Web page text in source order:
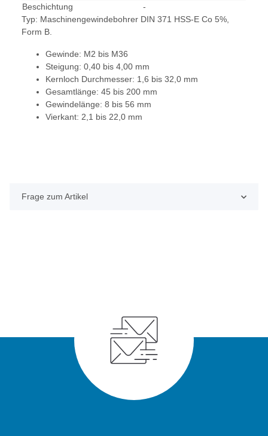
Beschichtung
-
Typ: Maschinengewindebohrer DIN 371 HSS-E Co 5%,
Form B.
Gewinde: M2 bis M36
Steigung: 0,40 bis 4,00 mm
Kernloch Durchmesser: 1,6 bis 32,0 mm
Gesamtlänge: 45 bis 200 mm
Gewindelänge: 8 bis 56 mm
Vierkant: 2,1 bis 22,0 mm
Frage zum Artikel